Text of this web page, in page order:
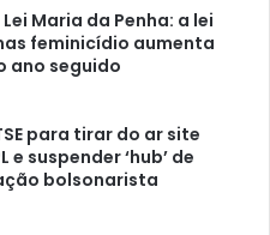
Maria da Penha: a lei
feminicídio aumenta
ano seguido
para tirar do ar site
e suspender ‘hub’ de
bolsonarista